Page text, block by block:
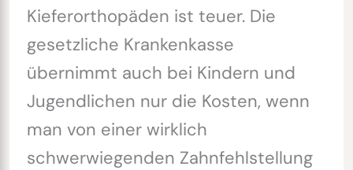
Kieferorthopäden ist teuer. Die
gesetzliche Krankenkasse
übernimmt auch bei Kindern und
Jugendlichen nur die Kosten, wenn
man von einer wirklich
schwerwiegenden Zahnfehlstellung